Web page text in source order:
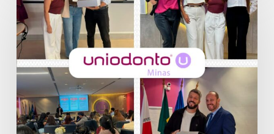
Minas
realiza
a
2ª
edição
do
Café
com